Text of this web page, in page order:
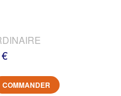
COMMANDER